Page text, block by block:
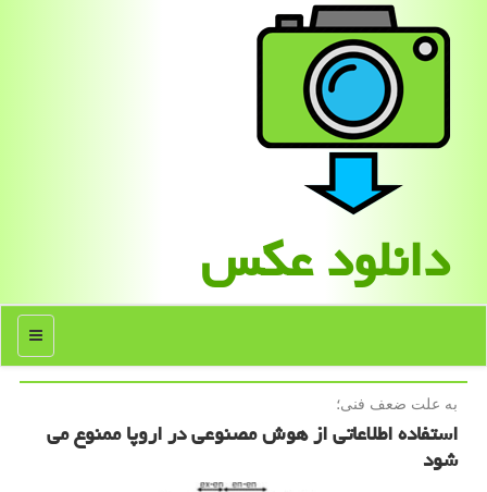
دانلود عكس
منو
به علت ضعف فنی؛
استفاده اطلاعاتی از هوش مصنوعی در اروپا ممنوع می
شود